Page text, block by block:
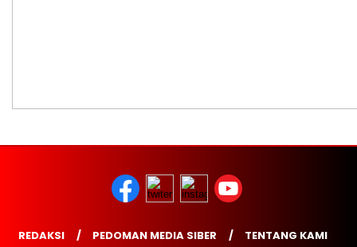
REDAKSI PEDOMAN MEDIA SIBER TENTANG KAMI